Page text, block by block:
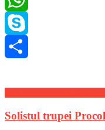
WhatsApp
Skype
Solistul trupei